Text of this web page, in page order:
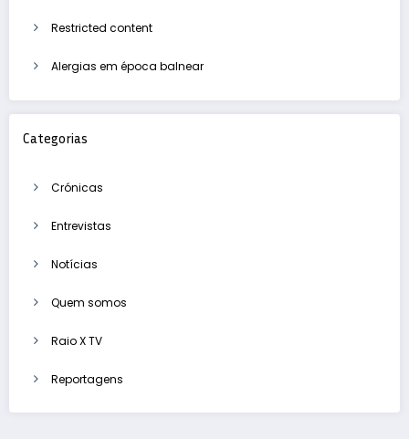
Restricted content
Alergias em época balnear
Categorias
Crónicas
Entrevistas
Notícias
Quem somos
Raio X TV
Reportagens